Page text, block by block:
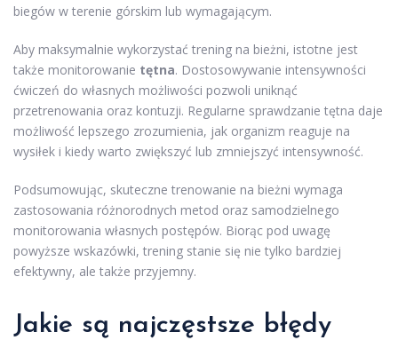
biegów w terenie górskim lub wymagającym.
Aby maksymalnie wykorzystać trening na bieżni, istotne jest
także monitorowanie tętna. Dostosowywanie intensywności
ćwiczeń do własnych możliwości pozwoli uniknąć
przetrenowania oraz kontuzji. Regularne sprawdzanie tętna daje
możliwość lepszego zrozumienia, jak organizm reaguje na
wysiłek i kiedy warto zwiększyć lub zmniejszyć intensywność.
Podsumowując, skuteczne trenowanie na bieżni wymaga
zastosowania różnorodnych metod oraz samodzielnego
monitorowania własnych postępów. Biorąc pod uwagę
powyższe wskazówki, trening stanie się nie tylko bardziej
efektywny, ale także przyjemny.
Jakie są najczęstsze błędy